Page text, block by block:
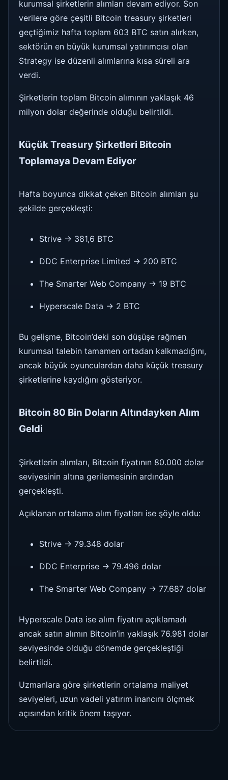
kurumsal şirketlerin alımları devam ediyor. Son
verilere göre çeşitli Bitcoin treasury şirketleri
geçtiğimiz hafta toplam 603 BTC satın alırken,
sektörün en büyük kurumsal yatırımcısı olan
Strategy ise düzenli alımlarına kısa süreli ara
verdi.
Şirketlerin toplam Bitcoin alımının yaklaşık 46
milyon dolar değerinde olduğu belirtildi.
Küçük Treasury Şirketleri Bitcoin
Toplamaya Devam Ediyor
Hafta boyunca dikkat çeken Bitcoin alımları şu
şekilde gerçekleşti:
Strive → 381,6 BTC
DDC Enterprise Limited → 200 BTC
The Smarter Web Company → 19 BTC
Hyperscale Data → 2 BTC
Bu gelişme, Bitcoin’deki son düşüşe rağmen
kurumsal talebin tamamen ortadan kalkmadığını,
ancak büyük oyunculardan daha küçük treasury
şirketlerine kaydığını gösteriyor.
Bitcoin 80 Bin Doların Altındayken Alım
Geldi
Şirketlerin alımları, Bitcoin fiyatının 80.000 dolar
seviyesinin altına gerilemesinin ardından
gerçekleşti.
Açıklanan ortalama alım fiyatları ise şöyle oldu:
Strive → 79.348 dolar
DDC Enterprise → 79.496 dolar
The Smarter Web Company → 77.687 dolar
Hyperscale Data ise alım fiyatını açıklamadı
ancak satın alımın Bitcoin’in yaklaşık 76.981 dolar
seviyesinde olduğu dönemde gerçekleştiği
belirtildi.
Uzmanlara göre şirketlerin ortalama maliyet
seviyeleri, uzun vadeli yatırım inancını ölçmek
açısından kritik önem taşıyor.